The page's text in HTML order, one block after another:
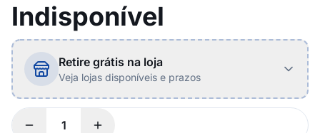
Indisponível
Retire grátis na loja
Veja lojas disponíveis e prazos